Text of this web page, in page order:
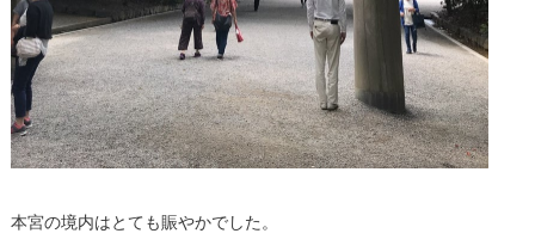
本宮の境内はとても賑やかでした。